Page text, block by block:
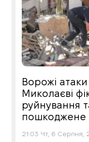
Ворожі
Миколаєві
руйнування
пошкоджене
21:03 Чт, 6 Серпня,